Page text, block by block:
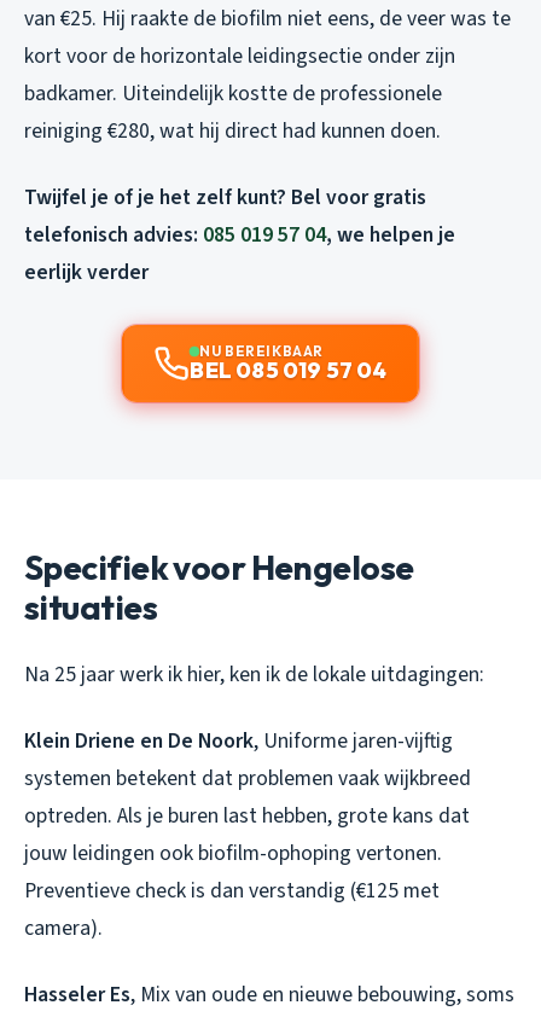
van €25. Hij raakte de biofilm niet eens, de veer was te
kort voor de horizontale leidingsectie onder zijn
badkamer. Uiteindelijk kostte de professionele
reiniging €280, wat hij direct had kunnen doen.
Twijfel je of je het zelf kunt? Bel voor gratis
telefonisch advies: 085 019 57 04, we helpen je
eerlijk verder
NU BEREIKBAAR
BEL 085 019 57 04
Specifiek voor Hengelose
situaties
Na 25 jaar werk ik hier, ken ik de lokale uitdagingen:
Klein Driene en De Noork, Uniforme jaren-vijftig
systemen betekent dat problemen vaak wijkbreed
optreden. Als je buren last hebben, grote kans dat
jouw leidingen ook biofilm-ophoping vertonen.
Preventieve check is dan verstandig (€125 met
camera).
Hasseler Es, Mix van oude en nieuwe bebouwing, soms